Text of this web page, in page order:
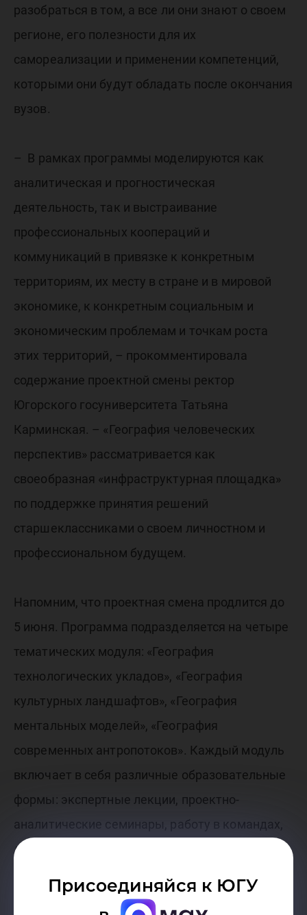
Присоединяйся к ЮГУ
разобраться в том, а все ли они знают о своем
регионе, его полезности для их
самореализации и применении компетенций,
которыми они будут обладать после окончания
вузов.
– В рамках программы моделируются как
аналитическая и прогностическая
деятельность, так и выстраивание
профессиональных коопераций и
коммуникаций в привязке к конкретным
территориям, их месту в стране и в мировой
экономике, к конкретным социальным и
экономическим проблемам и точкам роста
этих территорий, – прокомментировала
содержание проектной смены ректор
Югорского госуниверситета Татьяна
Карминская. – «География человеческих
перспектив» рассматривается как
своеобразная «инфраструктурная площадка»
по поддержке принятия решений
старшеклассниками о своем личностном и
профессиональном будущем.
Напомним, что проектная смена продлится до
5 июня. Программа подразделяется на четыре
тематических модуля: «География
технологических укладов», «География
культурных ландшафтов», «География
ментальных моделей», «География
современных антропотоков». Каждый модуль
включает в себя различные образовательные
формы: экспертные лекции, проектно-
аналитические семинары, работу в командах,
дискуссионные клубы. Образовательная
актуальных проблем профессиональной,